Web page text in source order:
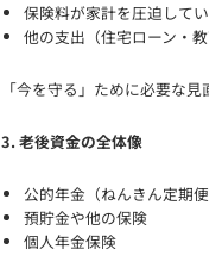
保険料が家計を圧迫して
他の支出（住宅ローン・
「今を守る」ために必要な見
3. 老後資金の全体像
公的年金（ねんきん定期便
預貯金や他の保険
個人年金保険